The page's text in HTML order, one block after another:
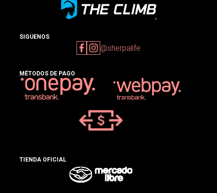
SIGUENOS
@sherpalife
MÉTODOS DE PAGO
TIENDA OFICIAL